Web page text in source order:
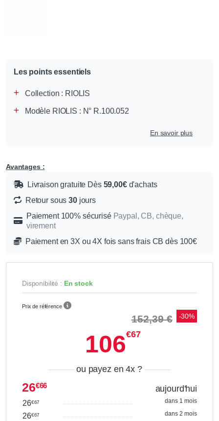
Les points essentiels
Collection : RIOLIS
Modèle RIOLIS : N° R.100.052
En savoir plus
Avantages :
Livraison gratuite Dès 59,00€d'achats
Retour sous30jours
Paiement 100% sécurisé Paypal, CB, chèque,
virement
Paiement en 3X ou 4X fois sans frais CB dès 100€
Disponibilité : En stock
Prix de référence
152,39 € -30%
106€67
ou payez en 4x ?
26€66 aujourd'hui
26€67 dans 1 mois
26€67 dans 2 mois